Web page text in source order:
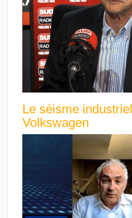
Le séisme industriel
Volkswagen